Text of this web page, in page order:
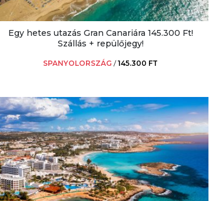
Egy hetes utazás Gran Canariára 145.300 Ft!
Szállás + repülőjegy!
SPANYOLORSZÁG /145.300 FT